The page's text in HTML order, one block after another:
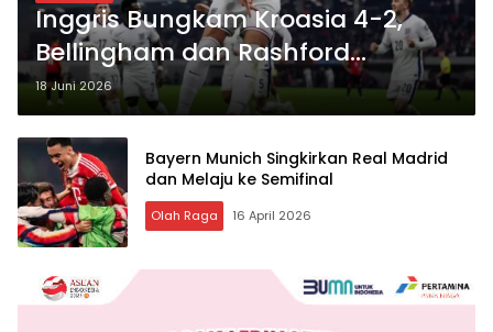
Inggris Bungkam Kroasia 4-2,
Bellingham dan Rashford
Pastikan Tiga Poin di Grup L
18 Juni 2026
Bayern Munich Singkirkan Real Madrid
dan Melaju ke Semifinal
Olah Raga 16 April 2026